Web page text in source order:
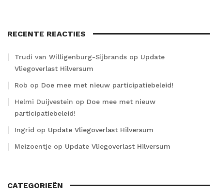
RECENTE REACTIES
Trudi van Willigenburg-Sijbrands op Update
Vliegoverlast Hilversum
Rob op Doe mee met nieuw participatiebeleid!
Helmi Duijvestein op Doe mee met nieuw
participatiebeleid!
Ingrid op Update Vliegoverlast Hilversum
Meizoentje op Update Vliegoverlast Hilversum
CATEGORIEËN